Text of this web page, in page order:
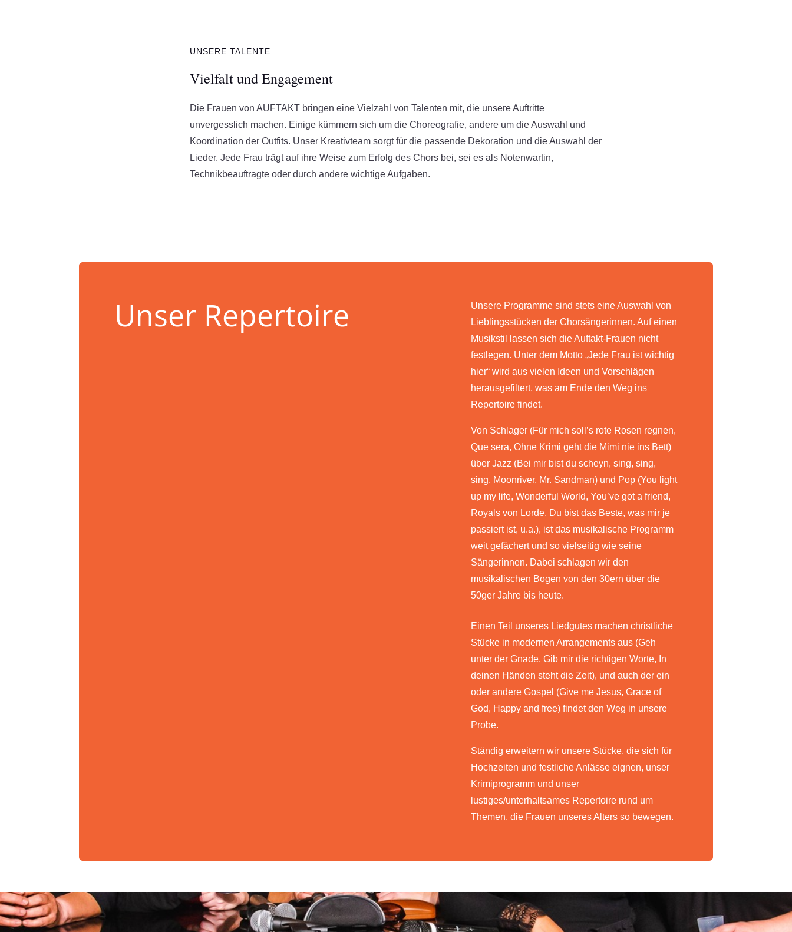
UNSERE TALENTE
Vielfalt und Engagement
Die Frauen von AUFTAKT bringen eine Vielzahl von Talenten mit, die unsere Auftritte
unvergesslich machen. Einige kümmern sich um die Choreografie, andere um die Auswahl und
Koordination der Outfits. Unser Kreativteam sorgt für die passende Dekoration und die Auswahl der
Lieder. Jede Frau trägt auf ihre Weise zum Erfolg des Chors bei, sei es als Notenwartin,
Technikbeauftragte oder durch andere wichtige Aufgaben.
Unser Repertoire
Unsere Programme sind stets eine Auswahl von
Lieblingsstücken der Chorsängerinnen. Auf einen
Musikstil lassen sich die Auftakt-Frauen nicht
festlegen. Unter dem Motto „Jede Frau ist wichtig
hier“ wird aus vielen Ideen und Vorschlägen
herausgefiltert, was am Ende den Weg ins
Repertoire findet.
Von Schlager (Für mich soll’s rote Rosen regnen,
Que sera, Ohne Krimi geht die Mimi nie ins Bett)
über Jazz (Bei mir bist du scheyn, sing, sing,
sing, Moonriver, Mr. Sandman) und Pop (You light
up my life, Wonderful World, You’ve got a friend,
Royals von Lorde, Du bist das Beste, was mir je
passiert ist, u.a.), ist das musikalische Programm
weit gefächert und so vielseitig wie seine
Sängerinnen. Dabei schlagen wir den
musikalischen Bogen von den 30ern über die
50ger Jahre bis heute.
Einen Teil unseres Liedgutes machen christliche
Stücke in modernen Arrangements aus (Geh
unter der Gnade, Gib mir die richtigen Worte, In
deinen Händen steht die Zeit), und auch der ein
oder andere Gospel (Give me Jesus, Grace of
God, Happy and free) findet den Weg in unsere
Probe.
Ständig erweitern wir unsere Stücke, die sich für
Hochzeiten und festliche Anlässe eignen, unser
Krimiprogramm und unser
lustiges/unterhaltsames Repertoire rund um
Themen, die Frauen unseres Alters so bewegen.